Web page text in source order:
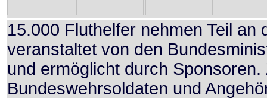
15.000 Fluthelfer nehmen Teil
veranstaltet von den
und ermöglicht durch
Bundeswehrsoldaten und